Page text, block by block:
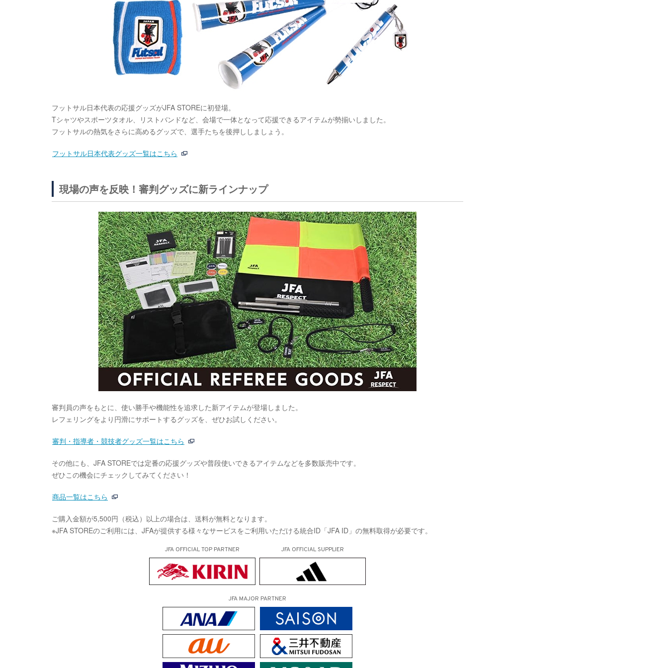
フットサル日本代表の応援グッズがJFA STOREに初登場。
Tシャツやスポーツタオル、リストバンドなど、会場で一体となって応援できるアイテムが勢揃いしました。
フットサルの熱気をさらに高めるグッズで、選手たちを後押ししましょう。
フットサル日本代表グッズ一覧はこちら
現場の声を反映！審判グッズに新ラインナップ
審判員の声をもとに、使い勝手や機能性を追求した新アイテムが登場しました。
レフェリングをより円滑にサポートするグッズを、ぜひお試しください。
審判・指導者・競技者グッズ一覧はこちら
その他にも、JFA STOREでは定番の応援グッズや普段使いできるアイテムなどを多数販売中です。
ぜひこの機会にチェックしてみてください！
商品一覧はこちら
ご購入金額が5,500円（税込）以上の場合は、送料が無料となります。
※JFA STOREのご利用には、JFAが提供する様々なサービスをご利用いただける統合ID「JFA ID」の無料取得が必要です。
JFA OFFICIALTOP PARTNER JFA OFFICIAL SUPPLIER
JFA MAJOR PARTNER